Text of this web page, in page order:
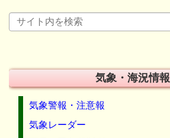
気象・海況情報
気象警報・注意報
気象レーダー